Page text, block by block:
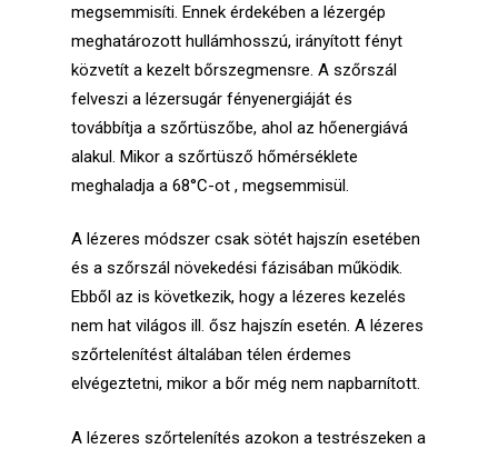
megsemmisíti. Ennek érdekében a lézergép
meghatározott hullám­hosszú, irányított fényt
közvetít a kezelt bőrszegmensre. A szőrszál
felveszi a lézersugár fényenergiáját és
továbbítja a szőrtüszőbe, ahol az hőenergiává
alakul. Mikor a szőrtüsző hőmérséklete
meghaladja a 68°C-ot , megsemmisül.
A lézeres módszer csak sötét hajszín esetében
és a szőrszál növekedési fázisá­ban működik.
Ebből az is következik, hogy a lézeres kezelés
nem hat világos ill. ősz hajszín esetén. A lézeres
szőrtelenítést általában télen érdemes
elvégeztetni, mikor a bőr még nem napbarnított.
A lézeres szőrtelenítés azokon a testrészeken a